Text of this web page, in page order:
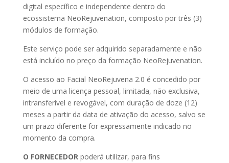
digital específico e independente dentro do
ecossistema NeoRejuvenation, composto por três (3)
módulos de formação.
Este serviço pode ser adquirido separadamente e não
está incluído no preço da formação NeoRejuvenation.
O acesso ao Facial NeoRejuvena 2.0 é concedido por
meio de uma licença pessoal, limitada, não exclusiva,
intransferível e revogável, com duração de doze (12)
meses a partir da data de ativação do acesso, salvo se
um prazo diferente for expressamente indicado no
momento da compra.
O FORNECEDOR poderá utilizar, para fins